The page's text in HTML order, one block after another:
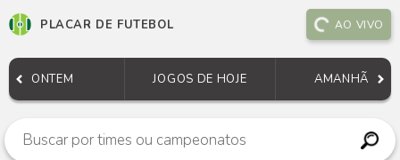
PLACAR DE FUTEBOL AO VIVO
ONTEM JOGOS DE HOJE AMANHÃ